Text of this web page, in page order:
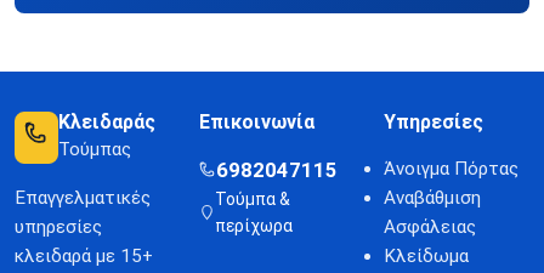
Κλειδαράς
Τούμπας
Επαγγελματικές
υπηρεσίες
κλειδαρά με 15+
Επικοινωνία
6982047115
Τούμπα &
περίχωρα
Υπηρεσίες
Άνοιγμα Πόρτας
Αναβάθμιση
Ασφάλειας
Κλείδωμα